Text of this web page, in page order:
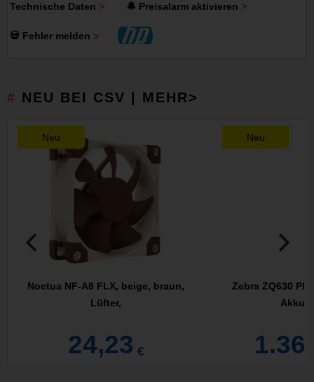
Technische Daten 🔔 Preisalarm aktivieren
💀 Fehler melden
NEU BEI CSV | MEHR>
Neu
Noctua NF-A8 FLX, beige, braun,
Lüfter,
24,23 €
Neu
Zebra ZQ630